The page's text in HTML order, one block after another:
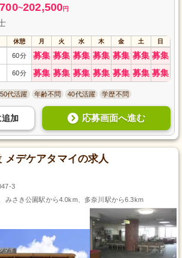
~202,500円
休憩 月 火 水 木 金 土 日
60分 募集 募集 募集 募集 募集 募集 募集
60分 募集 募集 募集 募集 募集 募集 募集
50代活躍 年齢不問 40代活躍 学歴不問
追加 応募画面へ進む
メデケアタマイの求人
3
みさき公園駅から4.0km、多奈川駅から6.3km